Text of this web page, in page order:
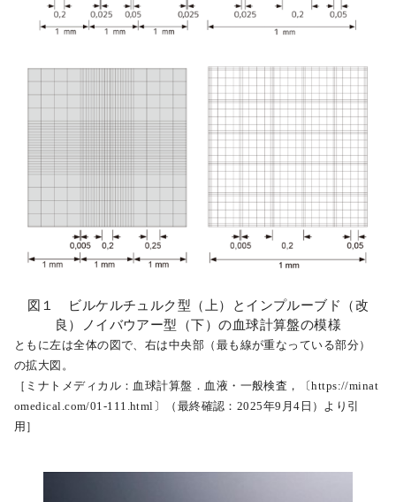
図１ ビルケルチュルク型（上）とインプルーブド（改
良）ノイバウアー型（下）の血球計算盤の模様
ともに左は全体の図で、右は中央部（最も線が重なっている部分）
の拡大図。
［ミナトメディカル：血球計算盤．血液・一般検査，〔https://minat
omedical.com/01-111.html〕（最終確認：2025年9月4日）より引
用］